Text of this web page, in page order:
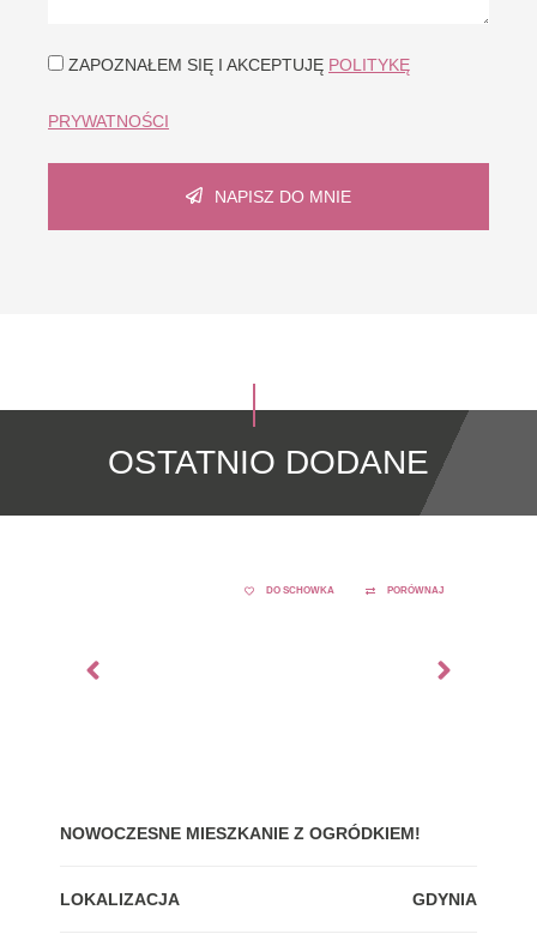
ZAPOZNAŁEM SIĘ I AKCEPTUJĘ POLITYKĘ
PRYWATNOŚCI
NAPISZ DO MNIE
OSTATNIO DODANE
DO SCHOWKA PORÓWNAJ
NOWOCZESNE MIESZKANIE Z OGRÓDKIEM!
LOKALIZACJA GDYNIA